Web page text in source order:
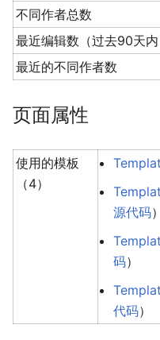
不同作者总数
最近编辑数（过去90天内
最近的不同作者数
页面属性
使用的模板
（4）
源代码）
码）
代码）